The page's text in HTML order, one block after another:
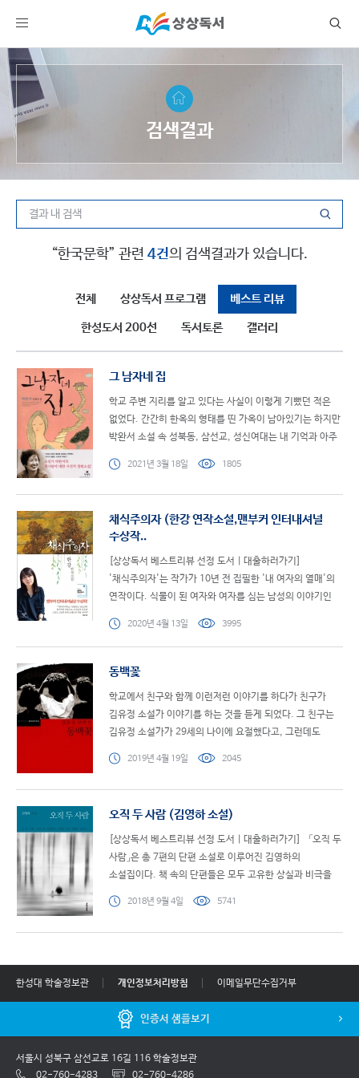
검색결과
“한국문학” 관련 4건의 검색결과가 있습니다.
전체 상상독서 프로그램 베스트 리뷰
한성도서 200선 독서토론 갤러리
그 남자네 집
학교 주변 지리를 알고 있다는 사실이 이렇게 기뻤던 적은
없었다. 간간히 한옥의 형태를 띤 가옥이 남아있기는 하지만
박완서 소설 속 성북동, 삼선교, 성신여대는 내 기억과 아주
2021년 3월 18일 1805
채식주의자 (한강 연작소설,맨부커 인터내셔널
수상작..
[상상독서 베스트리뷰 선정 도서 | 대출하러가기]
'채식주의자'는 작가가 10년 전 집필한 '내 여자의 열매'의
연작이다. 식물이 된 여자와 여자를 심는 남성의 이야기인
2020년 4월 13일 3995
동백꽃
학교에서 친구와 함께 이런저런 이야기를 하다가 친구가
김유정 소설가 이야기를 하는 것을 듣게 되었다. 그 친구는
김유정 소설가가 29세의 나이에 요절했다고, 그런데도
2019년 4월 19일 2045
오직 두 사람 (김영하 소설)
[상상독서 베스트리뷰 선정 도서 | 대출하러가기] 「오직 두
사람」은 총 7편의 단편 소설로 이루어진 김영하의
소설집이다. 책 속의 단편들은 모두 고유한 상실과 비극을
2018년 9월 4일 5741
한성대 학술정보관 개인정보처리방침 이메일무단수집거부
인증서 샘플보기
서울시 성북구 삼선교로 16길 116 학술정보관
02-760-4283
02-760-4286